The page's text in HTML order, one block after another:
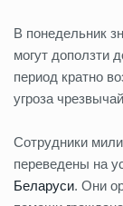
В понедельник
могут доползти
период кратно
угроза
Сотрудники
переведены на
Беларуси. Они